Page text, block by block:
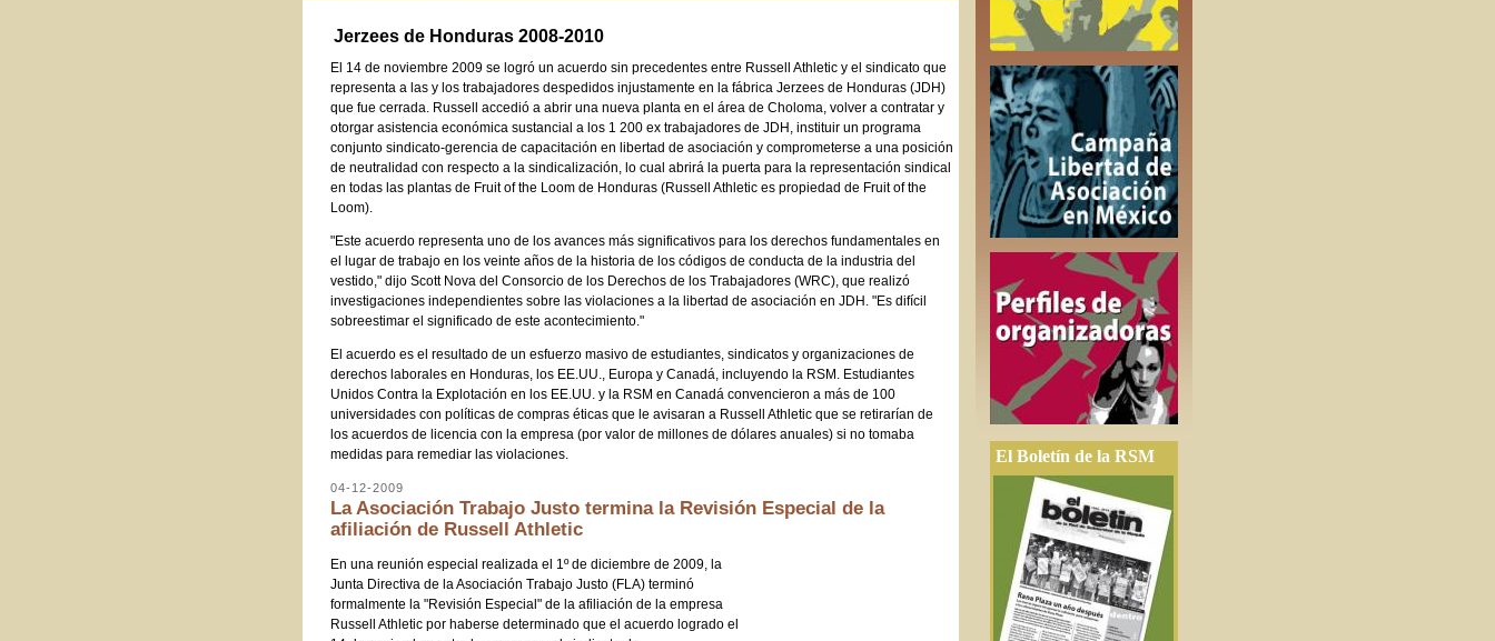
Jerzees de Honduras 2008-2010
El 14 de noviembre 2009 se logró un acuerdo sin precedentes entre Russell Athletic y el sindicato que
representa a las y los trabajadores despedidos injustamente en la fábrica Jerzees de Honduras (JDH)
que fue cerrada. Russell accedió a abrir una nueva planta en el área de Choloma, volver a contratar y
otorgar asistencia económica sustancial a los 1 200 ex trabajadores de JDH, instituir un programa
conjunto sindicato-gerencia de capacitación en libertad de asociación y comprometerse a una posición
de neutralidad con respecto a la sindicalización, lo cual abrirá la puerta para la representación sindical
en todas las plantas de Fruit of the Loom de Honduras (Russell Athletic es propiedad de Fruit of the
Loom).
"Este acuerdo representa uno de los avances más significativos para los derechos fundamentales en
el lugar de trabajo en los veinte años de la historia de los códigos de conducta de la industria del
vestido," dijo Scott Nova del Consorcio de los Derechos de los Trabajadores (WRC), que realizó
investigaciones independientes sobre las violaciones a la libertad de asociación en JDH. "Es difícil
sobreestimar el significado de este acontecimiento."
El acuerdo es el resultado de un esfuerzo masivo de estudiantes, sindicatos y organizaciones de
derechos laborales en Honduras, los EE.UU., Europa y Canadá, incluyendo la RSM. Estudiantes
Unidos Contra la Explotación en los EE.UU. y la RSM en Canadá convencieron a más de 100
universidades con políticas de compras éticas que le avisaran a Russell Athletic que se retirarían de
los acuerdos de licencia con la empresa (por valor de millones de dólares anuales) si no tomaba
medidas para remediar las violaciones.
04-12-2009
La Asociación Trabajo Justo termina la Revisión Especial de la
afiliación de Russell Athletic
En una reunión especial realizada el 1º de diciembre de 2009, la
Junta Directiva de la Asociación Trabajo Justo (FLA) terminó
formalmente la "Revisión Especial" de la afiliación de la empresa
Russell Athletic por haberse determinado que el acuerdo logrado el
El Boletín de la RSM